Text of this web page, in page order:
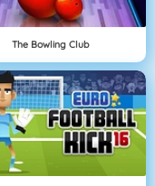
The Bowling Club